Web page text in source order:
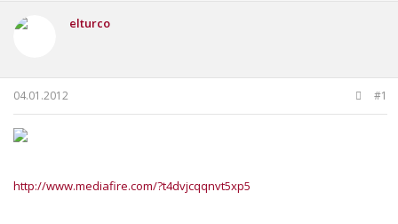
b
u
b
ş
l
a
l
g
h
elturco
04.01.2012 #1
http://www.mediafire.com/?t4dvjcqqnvt5xp5